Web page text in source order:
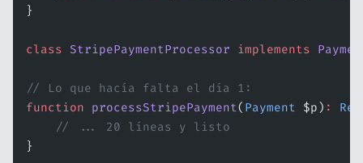
}
class StripePaymentProcessor implements
// Lo que hacía falta el día 1:
function processStripePayment( Payment $p) :
    // ... 20 líneas y listo
}